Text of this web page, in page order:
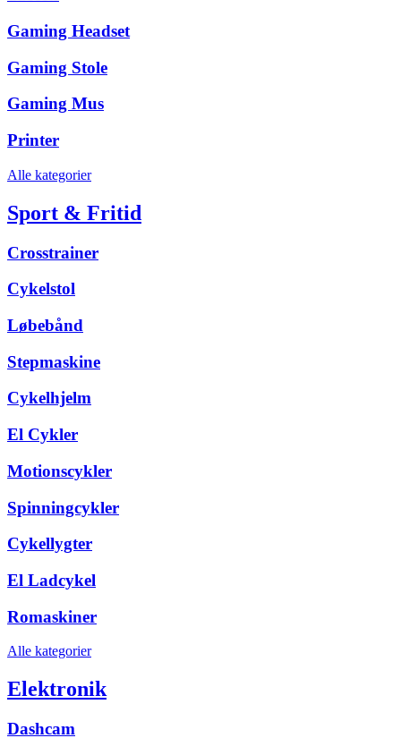
Gaming Headset
Gaming Stole
Gaming Mus
Printer
Alle kategorier
Sport & Fritid
Crosstrainer
Cykelstol
Løbebånd
Stepmaskine
Cykelhjelm
El Cykler
Motionscykler
Spinningcykler
Cykellygter
El Ladcykel
Romaskiner
Alle kategorier
Elektronik
Dashcam